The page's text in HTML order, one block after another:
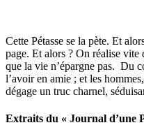
Cette Pétasse se la pète. Et
page. Et alors ? On réalise vite
que la vie n’épargne pas. Du
l’avoir en amie ; et les
dégage un truc charnel,
Extraits du « Journal d’une